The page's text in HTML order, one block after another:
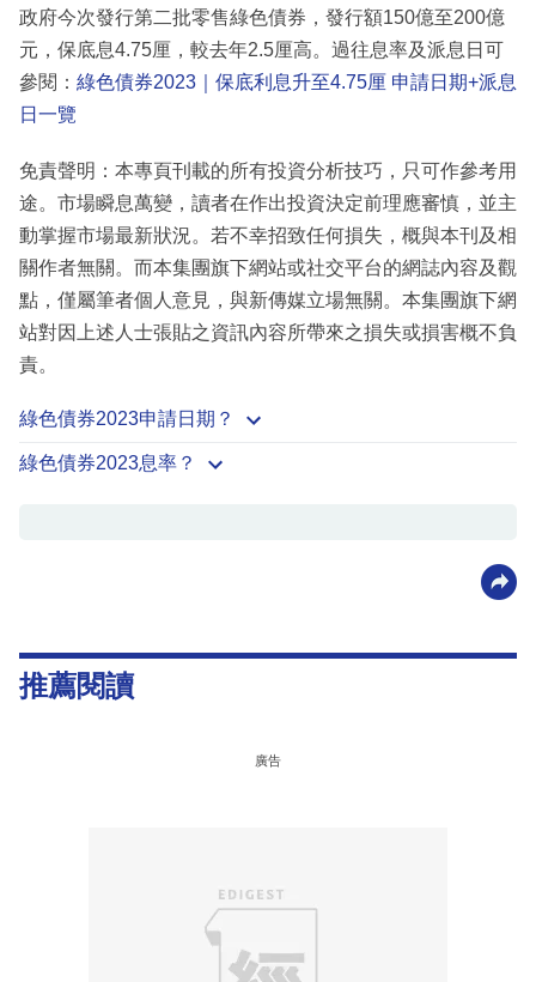
政府今次發行第二批零售綠色債券，發行額150億至200億
元，保底息4.75厘，較去年2.5厘高。過往息率及派息日可
參閱： 綠色債券2023｜保底利息升至4.75厘 申請日期+派息
日一覽
免責聲明：本專頁刊載的所有投資分析技巧，只可作參考用
途。市場瞬息萬變，讀者在作出投資決定前理應審慎，並主
動掌握市場最新狀況。若不幸招致任何損失，概與本刊及相
關作者無關。而本集團旗下網站或社交平台的網誌內容及觀
點，僅屬筆者個人意見，與新傳媒立場無關。本集團旗下網
站對因上述人士張貼之資訊內容所帶來之損失或損害概不負
責。
綠色債券2023申請日期？
綠色債券2023息率？
推薦閱讀
廣告